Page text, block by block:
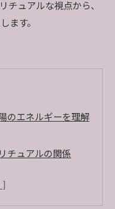
チュアルな視点から、
ます。
のエネルギーを理解
チュアルの関係
ちの生活に与える影